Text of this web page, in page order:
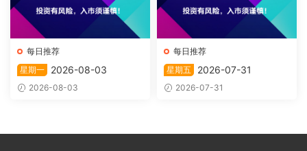
每日推荐
星期一
2026-08-03
2026-08-03
每日推荐
星期五
2026-07-31
2026-07-31